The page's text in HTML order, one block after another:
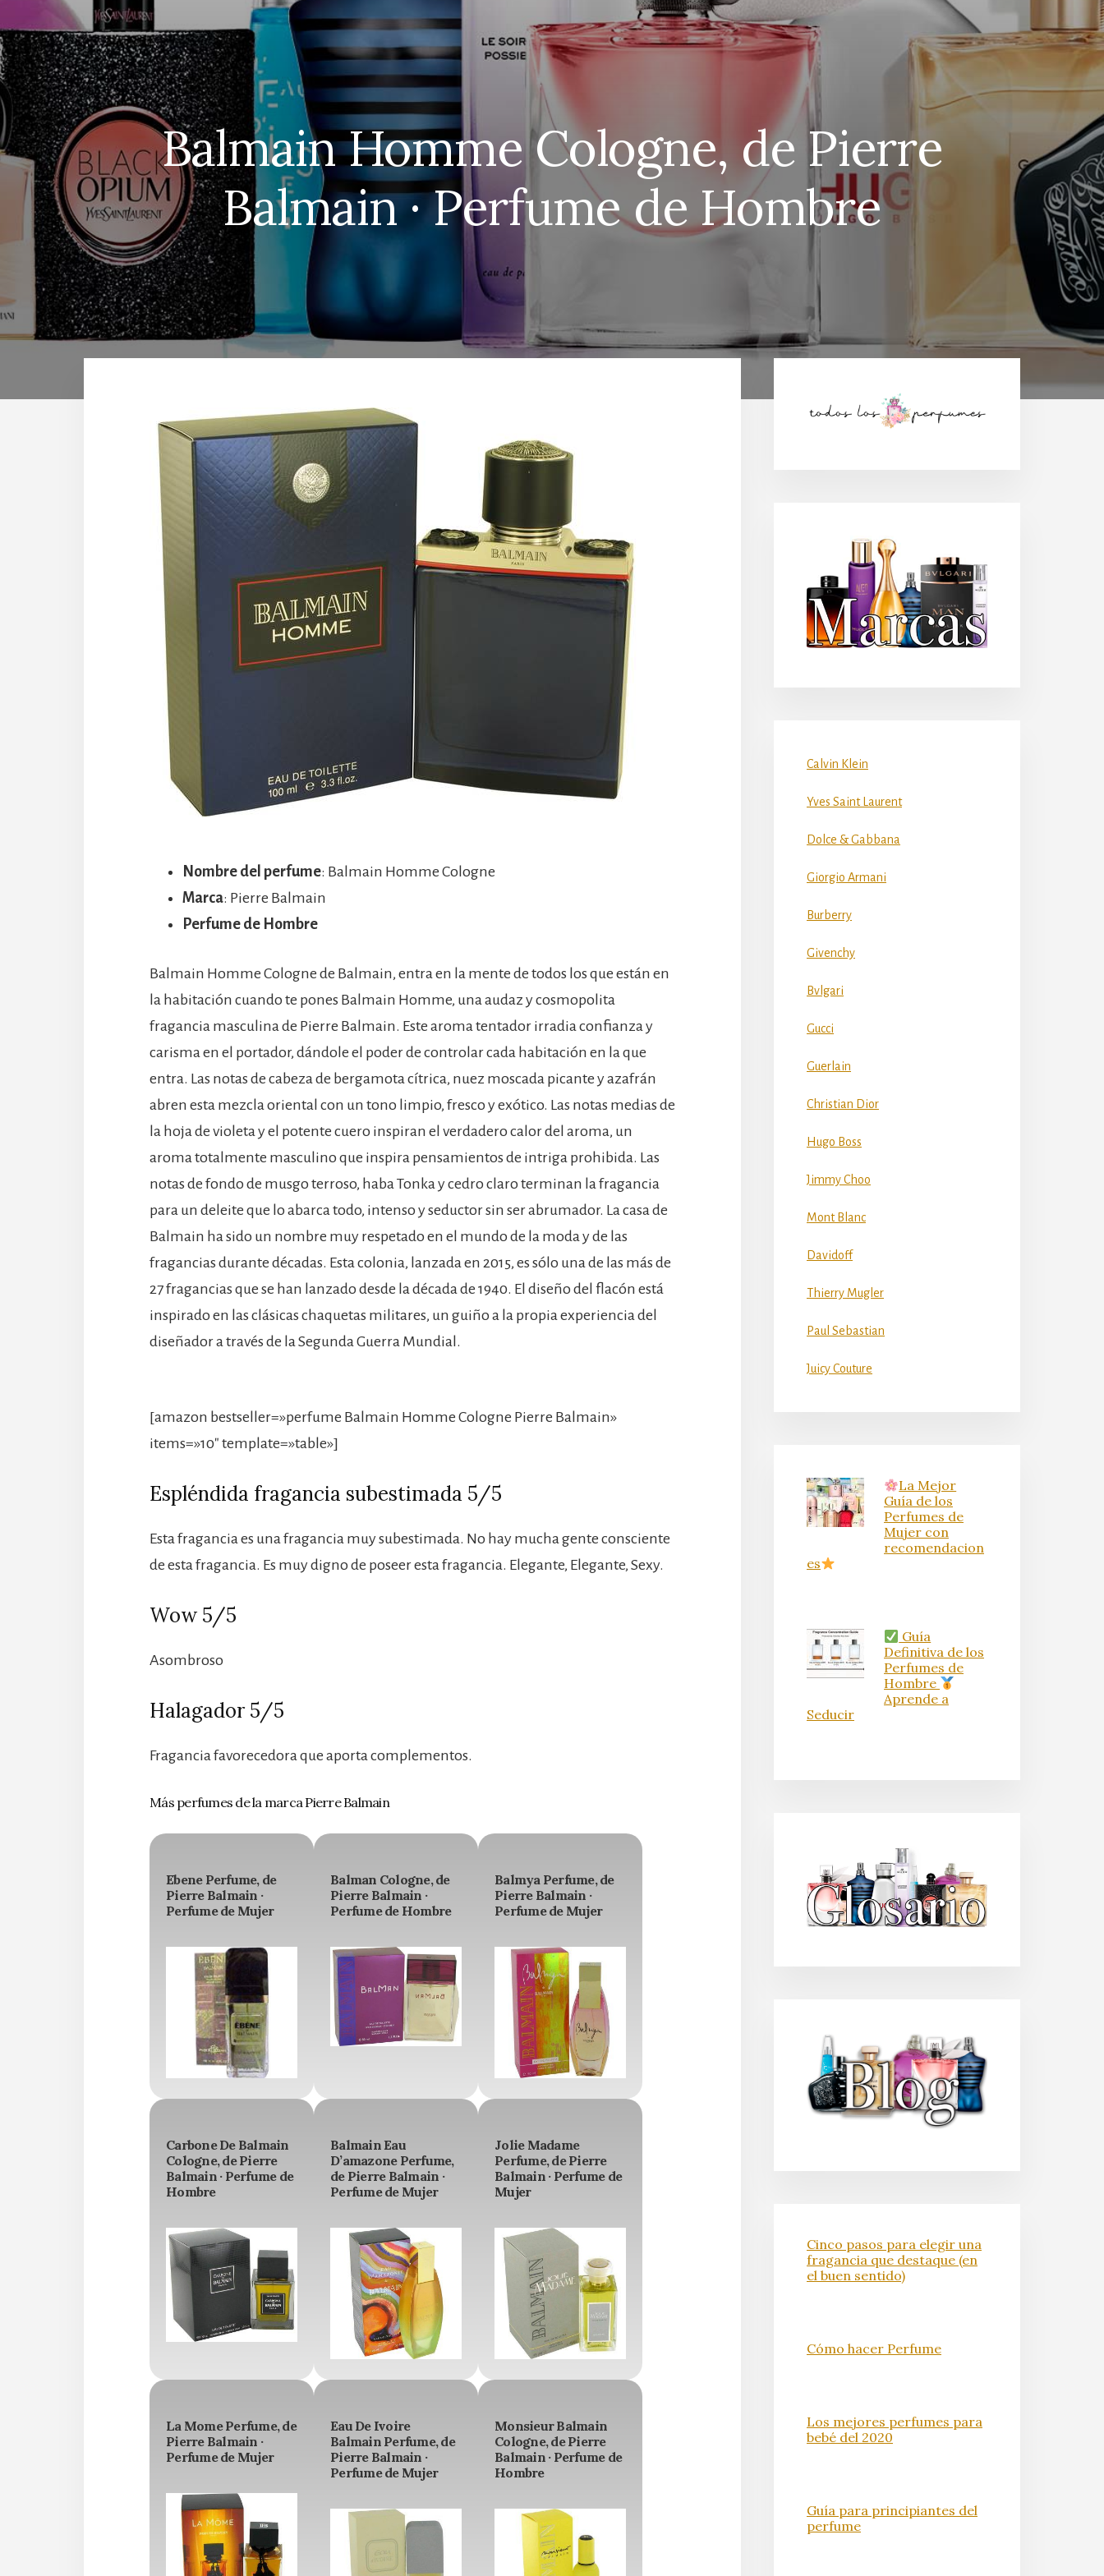
Balmain Homme Cologne, de Pierre
Balmain · Perfume de Hombre
Nombre del perfume: Balmain Homme Cologne
Marca: Pierre Balmain
Perfume de Hombre
Balmain Homme Cologne de Balmain, entra en la mente de todos los que están en
la habitación cuando te pones Balmain Homme, una audaz y cosmopolita
fragancia masculina de Pierre Balmain. Este aroma tentador irradia confianza y
carisma en el portador, dándole el poder de controlar cada habitación en la que
entra. Las notas de cabeza de bergamota cítrica, nuez moscada picante y azafrán
abren esta mezcla oriental con un tono limpio, fresco y exótico. Las notas medias de
la hoja de violeta y el potente cuero inspiran el verdadero calor del aroma, un
aroma totalmente masculino que inspira pensamientos de intriga prohibida. Las
notas de fondo de musgo terroso, haba Tonka y cedro claro terminan la fragancia
para un deleite que lo abarca todo, intenso y seductor sin ser abrumador. La casa de
Balmain ha sido un nombre muy respetado en el mundo de la moda y de las
fragancias durante décadas. Esta colonia, lanzada en 2015, es sólo una de las más de
27 fragancias que se han lanzado desde la década de 1940. El diseño del flacón está
inspirado en las clásicas chaquetas militares, un guiño a la propia experiencia del
diseñador a través de la Segunda Guerra Mundial.
[amazon bestseller=»perfume Balmain Homme Cologne Pierre Balmain»
items=»10″ template=»table»]
Espléndida fragancia subestimada 5/5
Esta fragancia es una fragancia muy subestimada. No hay mucha gente consciente
de esta fragancia. Es muy digno de poseer esta fragancia. Elegante, Elegante, Sexy.
Wow 5/5
Asombroso
Halagador 5/5
Fragancia favorecedora que aporta complementos.
Más perfumes de la marca Pierre Balmain
Ebene Perfume, de
Pierre Balmain ·
Perfume de Mujer
Balman Cologne, de
Pierre Balmain ·
Perfume de Hombre
Balmya Perfume, de
Pierre Balmain ·
Perfume de Mujer
Carbone De Balmain
Cologne, de Pierre
Balmain · Perfume de
Hombre
Balmain Eau
D’amazone Perfume,
de Pierre Balmain ·
Perfume de Mujer
Jolie Madame
Perfume, de Pierre
Balmain · Perfume de
Mujer
La Mome Perfume, de
Pierre Balmain ·
Perfume de Mujer
Eau De Ivoire
Balmain Perfume, de
Pierre Balmain ·
Perfume de Mujer
Monsieur Balmain
Cologne, de Pierre
Balmain · Perfume de
Hombre
lateral
Calvin Klein
Yves Saint Laurent
Dolce & Gabbana
Giorgio Armani
Burberry
Givenchy
Bvlgari
Gucci
Guerlain
Christian Dior
Hugo Boss
Jimmy Choo
Mont Blanc
Davidoff
Thierry Mugler
Paul Sebastian
Juicy Couture
La Mejor
Guía de los
Perfumes de
Mujer con
recomendacion
es
Guía
Definitiva de los
Perfumes de
Hombre
Aprende a
Seducir
Cinco pasos para elegir una
fragancia que destaque (en
el buen sentido)
Cómo hacer Perfume
Los mejores perfumes para
bebé del 2020
Guía para principiantes del
perfume